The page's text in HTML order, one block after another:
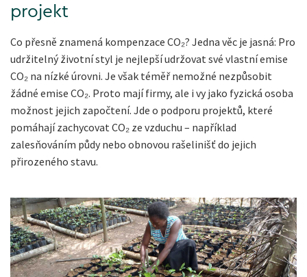
projekt
Co přesně znamená kompenzace CO₂? Jedna věc je jasná: Pro
udržitelný životní styl je nejlepší udržovat své vlastní emise
CO₂ na nízké úrovni. Je však téměř nemožné nezpůsobit
žádné emise CO₂. Proto mají firmy, ale i vy jako fyzická osoba
možnost jejich započtení. Jde o podporu projektů, které
pomáhají zachycovat CO₂ ze vzduchu – například
zalesňováním půdy nebo obnovou rašelinišť do jejich
přirozeného stavu.